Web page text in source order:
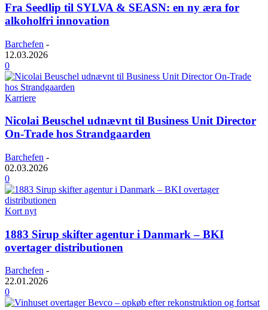
Fra Seedlip til SYLVA & SEASN: en ny æra for
alkoholfri innovation
Barchefen -
12.03.2026
0
Karriere
Nicolai Beuschel udnævnt til Business Unit Director
On-Trade hos Strandgaarden
Barchefen -
02.03.2026
0
Kort nyt
1883 Sirup skifter agentur i Danmark – BKI
overtager distributionen
Barchefen -
22.01.2026
0